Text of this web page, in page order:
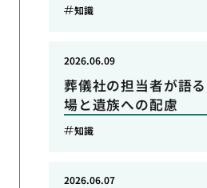
知識
葬儀社の担当者が語
場と遺族への配慮
2026.06.09
知識
2026.06.07